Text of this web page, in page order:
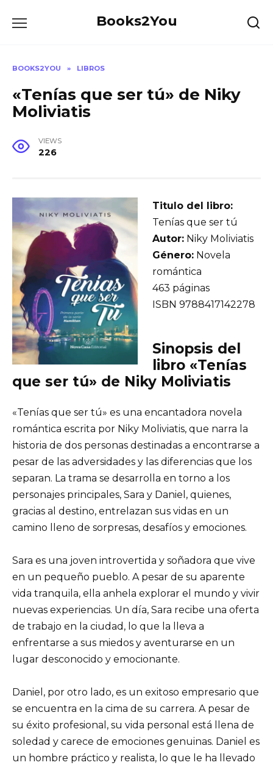
Books2You
BOOKS2YOU » LIBROS
«Tenías que ser tú» de Niky
Moliviatis
VIEWS
226
Titulo del libro:
Tenías que ser tú
Autor: Niky Moliviatis
Género: Novela
romántica
463 páginas
ISBN 9788417142278
Sinopsis del
libro «Tenías
que ser tú» de Niky Moliviatis
«Tenías que ser tú» es una encantadora novela
romántica escrita por Niky Moliviatis, que narra la
historia de dos personas destinadas a encontrarse a
pesar de las adversidades y las diferencias que los
separan. La trama se desarrolla en torno a los
personajes principales, Sara y Daniel, quienes,
gracias al destino, entrelazan sus vidas en un
camino lleno de sorpresas, desafíos y emociones.
Sara es una joven introvertida y soñadora que vive
en un pequeño pueblo. A pesar de su aparente
vida tranquila, ella anhela explorar el mundo y vivir
nuevas experiencias. Un día, Sara recibe una oferta
de trabajo en la ciudad, lo que la lleva a
enfrentarse a sus miedos y aventurarse en un
lugar desconocido y emocionante.
Daniel, por otro lado, es un exitoso empresario que
se encuentra en la cima de su carrera. A pesar de
su éxito profesional, su vida personal está llena de
soledad y carece de emociones genuinas. Daniel es
un hombre práctico y realista, lo que le ha llevado